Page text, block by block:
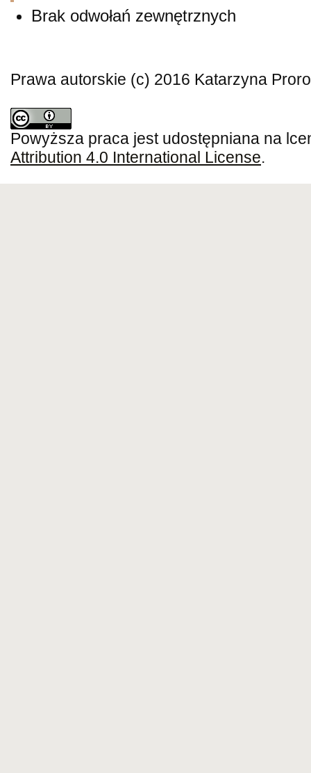
Brak odwołań zewnętrznych
Prawa autorskie (c) 2016 Katarzyna
Powyższa praca jest udostępniana na
Attribution 4.0 International License.